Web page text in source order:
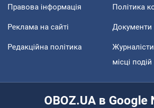
Правова інформація Політика
Реклама на сайті Документи
Редакційна політика
місці подій
OBOZ.UA в Google